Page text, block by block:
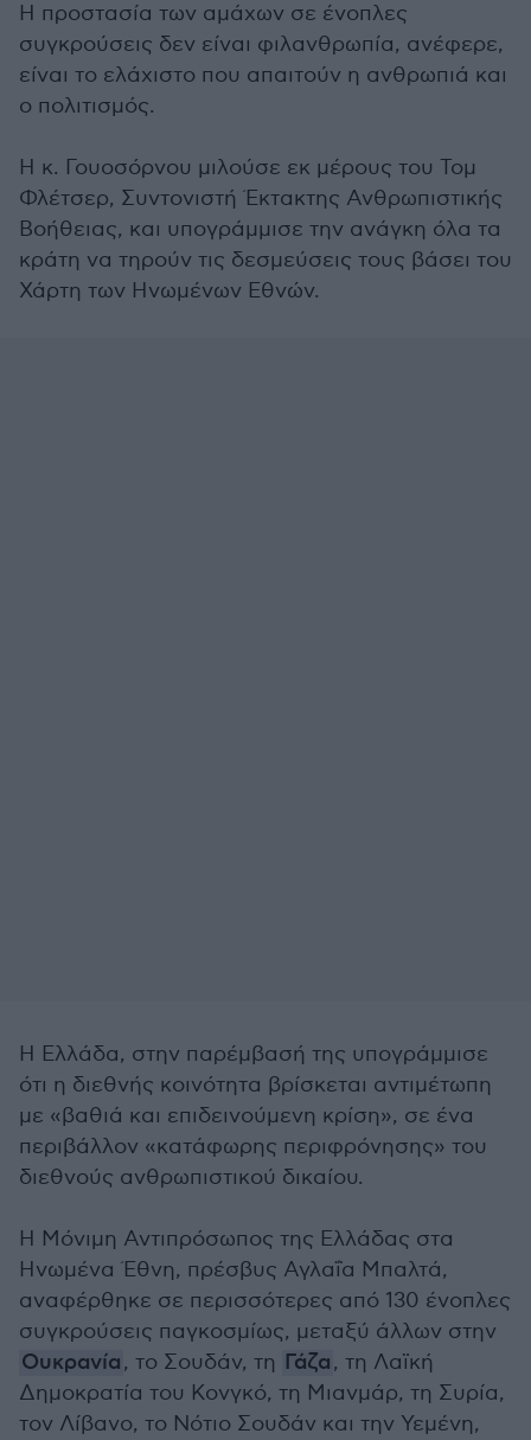
Η προστασία των αμάχων σε ένοπλες
συγκρούσεις δεν είναι φιλανθρωπία, ανέφερε,
είναι το ελάχιστο που απαιτούν η ανθρωπιά και
ο πολιτισμός.
Η κ. Γουοσόρνου μιλούσε εκ μέρους του Τομ
Φλέτσερ, Συντονιστή Έκτακτης Ανθρωπιστικής
Βοήθειας, και υπογράμμισε την ανάγκη όλα τα
κράτη να τηρούν τις δεσμεύσεις τους βάσει του
Χάρτη των Ηνωμένων Εθνών.
Η Ελλάδα, στην παρέμβασή της υπογράμμισε
ότι η διεθνής κοινότητα βρίσκεται αντιμέτωπη
με «βαθιά και επιδεινούμενη κρίση», σε ένα
περιβάλλον «κατάφωρης περιφρόνησης» του
διεθνούς ανθρωπιστικού δικαίου.
Η Μόνιμη Αντιπρόσωπος της Ελλάδας στα
Ηνωμένα Έθνη, πρέσβυς Αγλαΐα Μπαλτά,
αναφέρθηκε σε περισσότερες από 130 ένοπλες
συγκρούσεις παγκοσμίως, μεταξύ άλλων στην
Ουκρανία, το Σουδάν, τη Γάζα, τη Λαϊκή
Δημοκρατία του Κονγκό, τη Μιανμάρ, τη Συρία,
τον Λίβανο, το Νότιο Σουδάν και την Υεμένη,